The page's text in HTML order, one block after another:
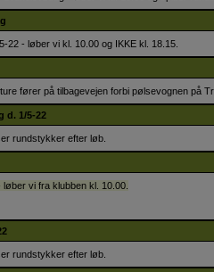
22 - løber vi kl. 10.00 og IKKE kl. 18.15.
fører på tilbagevejen forbi pølsevognen på
d. 1/5-22
rundstykker efter løb.
vi fra klubben kl. 10.00.
rundstykker efter løb.